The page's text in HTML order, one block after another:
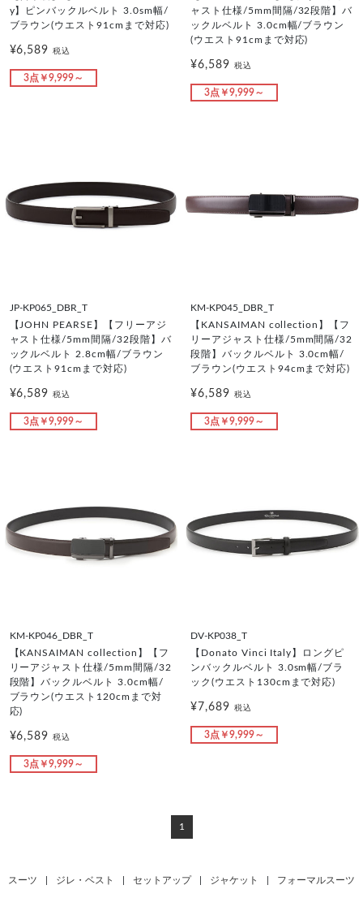
y】ピンバックルベルト 3.0sm幅/
ブラウン(ウエスト91cmまで対応)
¥6,589税込
3点￥9,999～
ャスト仕様/5mm間隔/32段階】バ
ックルベルト 3.0cm幅/ブラウン
(ウエスト91cmまで対応)
¥6,589 税込
3点￥9,999～
JP-KP065_DBR_T
【JOHN PEARSE】【フリーアジ
ャスト仕様/5mm間隔/32段階】バ
ックルベルト 2.8cm幅/ブラウン
(ウエスト91cmまで対応)
¥6,589税込
3点￥9,999～
KM-KP045_DBR_T
【KANSAIMAN collection】【フ
リーアジャスト仕様/5mm間隔/32
段階】バックルベルト 3.0cm幅/
ブラウン(ウエスト94cmまで対応)
¥6,589 税込
3点￥9,999～
KM-KP046_DBR_T
【KANSAIMAN collection】【フ
リーアジャスト仕様/5mm間隔/32
段階】バックルベルト 3.0cm幅/
ブラウン(ウエスト120cmまで対
応)
¥6,589税込
3点￥9,999～
DV-KP038_T
【Donato Vinci Italy】ロングピ
ンバックルベルト 3.0sm幅/ブラ
ック(ウエスト130cmまで対応)
¥7,689 税込
3点￥9,999～
1
スーツ ジレ・ベスト セットアップ ジャケット フォーマルスーツ